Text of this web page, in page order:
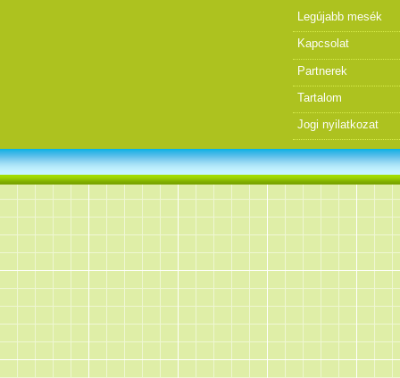
Legújabb mesék
Kapcsolat
Partnerek
Tartalom
Jogi nyilatkozat